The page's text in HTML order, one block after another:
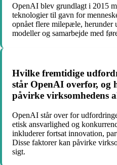
OpenAI blev grundlagt i 2015
teknologier til gavn for
opnået flere milepæle,
modeller og samarbejde med
Hvilke fremtidige
står OpenAI overfor, og
påvirke virksomhedens
OpenAI står over for
etisk ansvarlighed og
inkluderer fortsat innovation,
Disse faktorer kan påvirke
sigt.